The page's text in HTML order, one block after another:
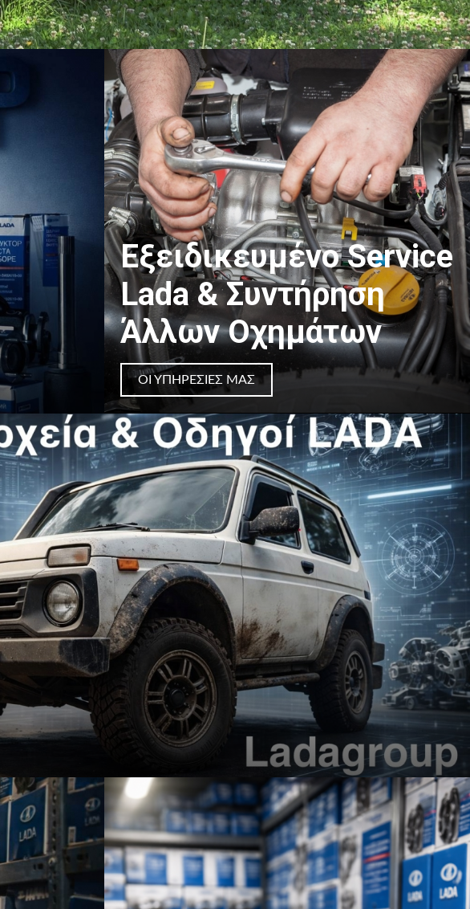
Εξειδικευμένο Service
Lada & Συντήρηση
Άλλων Οχημάτων
ΟΙ ΥΠΗΡΕΣΊΕΣ ΜΑΣ